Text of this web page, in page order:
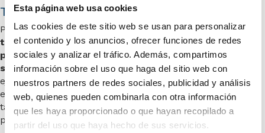
Esta página web usa cookies
Las cookies de este sitio web se usan para personalizar
el contenido y los anuncios, ofrecer funciones de redes
sociales y analizar el tráfico. Además, compartimos
información sobre el uso que haga del sitio web con
nuestros partners de redes sociales, publicidad y análisis
web, quienes pueden combinarla con otra información
que les haya proporcionado o que hayan recopilado a
partir del uso que haya hecho de sus servicios.
Transparencia en la gestión
Por último,el NDC permite a las aerolíneas ofrecer
tarifas más flexibles, lo que brinda a las empresas la
posibilidad de elegir entre una variedad de opciones
según sus políticas de viaje y el perfil del viajero.
ejemplo, una empresa puede optar por tarifas más
económicas para viajes de negocios cortos y básicos, o
tarifas más flexibles y reembolsables para viajes más
prolongados o con posibles cambios en la programación.